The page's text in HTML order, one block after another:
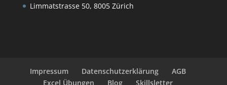
Limmatstrasse 50, 8005 Zürich
Impressum Datenschutzerklärung
AGB
Excel Übungen
Blog Skillsletter